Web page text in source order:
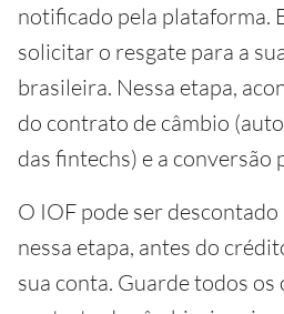
notificado pela plataforma.
solicitar o resgate para a
brasileira. Nessa etapa,
do contrato de câmbio
das fintechs) e a conversão
O IOF pode ser
nessa etapa, antes do
sua conta. Guarde todos